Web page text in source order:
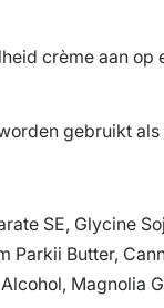
crème aan
gebruikt
SE, Glycine
Parkii Butter,
Magnolia